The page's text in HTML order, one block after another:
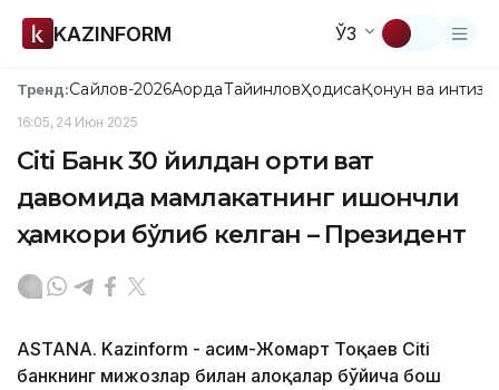
KAZINFORM ЎЗ
Тренд:Сайлов-2026АқордаТайинловҲодисаҚонун ва
16:05, 24 Июн 2025
Citi Банк 30 йилдан ортиқ вақт
давомида мамлакатнинг ишончли
ҳамкори бўлиб келган – Президент
ASTANA. Kazinform - Қасим-Жомарт Тоқаев Citi
банкнинг мижозлар билан алоқалар бўйича бош